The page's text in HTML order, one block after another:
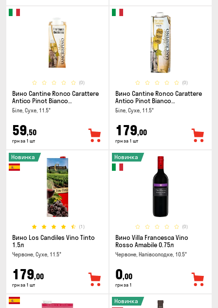
(0)
Вино Cantine Ronco Carattere
Antico Pinot Bianco
Chardonnay Rubicone IGT 0.25л
Біле, Сухе, 11.5°
59,50
грн за 1 шт
(0)
Вино Cantine Ronco Carattere
Antico Pinot Bianco
Chardonnay Rubicone IGT 1л
Біле, Сухе, 11.5°
179,00
грн за 1 шт
(1)
Новинка
Вино Los Candiles Vino Tinto
1.5л
Червоне, Сухе, 11.5°
179,00
грн за 1 шт
(0)
Новинка
Вино Villa Francesca Vino
Rosso Amabile 0.75л
Червоне, Напівсолодке, 10.5°
0,00
грн за 1
Новинка